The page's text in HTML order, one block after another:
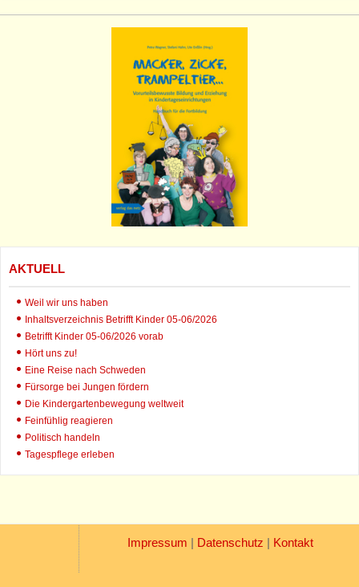
AKTUELL
Weil wir uns haben
Inhaltsverzeichnis Betrifft Kinder 05-06/2026
Betrifft Kinder 05-06/2026 vorab
Hört uns zu!
Eine Reise nach Schweden
Fürsorge bei Jungen fördern
Die Kindergartenbewegung weltweit
Feinfühlig reagieren
Politisch handeln
Tagespflege erleben
Impressum | Datenschutz | Kontakt